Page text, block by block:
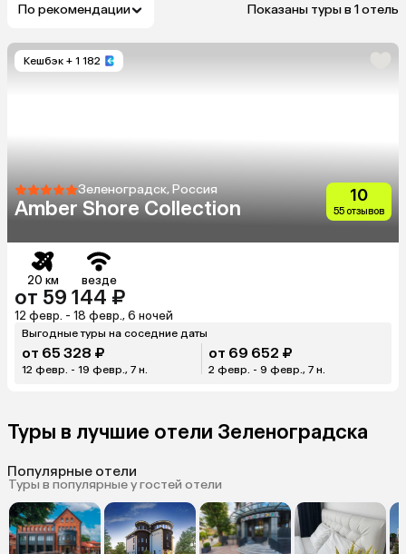
По рекомендации Показаны туры в 1 отель
Кешбэк + 1 182
Зеленоградск, Россия
Amber Shore Collection
10
55 отзывов
20 км везде
от 59 144 ₽
12 февр. - 18 февр., 6 ночей
Выгодные туры на соседние даты
от 65 328 ₽
12 февр. - 19 февр., 7 н.
от 69 652 ₽
2 февр. - 9 февр., 7 н.
Туры в лучшие отели Зеленоградска
Популярные отели
Туры в популярные у гостей отели